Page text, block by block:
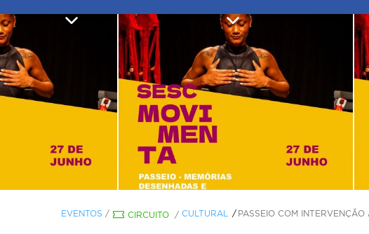
EVENTOS / CIRCUITO / CULTURAL PASSEIO COM INTERVENÇÃO